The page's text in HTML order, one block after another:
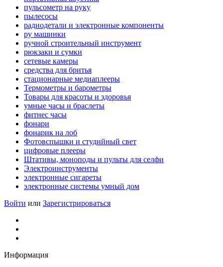
пульсометр на руку
пылесосы
радиодетали и электронные компоненты
ру машинки
ручной строительный инструмент
рюкзаки и сумки
сетевые камеры
средства для бритья
стационарные медиаплееры
Термометры и барометры
Товары для красоты и здоровья
умные часы и браслеты
фитнес часы
фонари
фонарик на лоб
Фотовспышки и студийный свет
цифровые плееры
Штативы, моноподы и пульты для селфи
Электроинструменты
электронные сигареты
электронные системы умный дом
Войти или Зарегистрироваться
Информация